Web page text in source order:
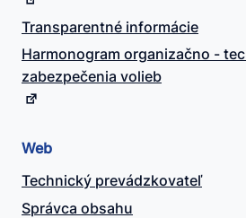
Transparentné informácie
Harmonogram organizačno -
zabezpečenia volieb
Web
Technický prevádzkovateľ
Správca obsahu